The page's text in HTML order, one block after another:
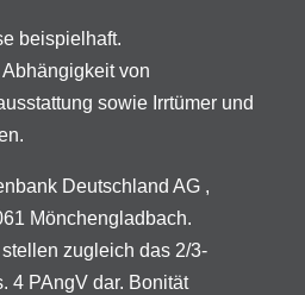
beispielhaft.
von
sowie Irrtümer und
Deutschland AG ,
Mönchengladbach.
zugleich das 2/3-
4 PAngV dar. Bonität